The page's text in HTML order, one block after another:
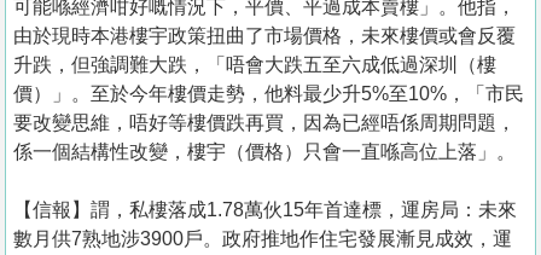
於
我
們
可能喺經濟咁好嘅情況下，平價、平過成本賣樓」。他指，
由於現時本港樓宇政策扭曲了市場價格，未來樓價或會反覆
升跌，但強調難大跌，「唔會大跌五至六成低過深圳（樓
價）」。至於今年樓價走勢，他料最少升5%至10%，「市民
要改變思維，唔好等樓價跌再買，因為已經唔係周期問題，
係一個結構性改變，樓宇（價格）只會一直喺高位上落」。
【信報】謂，私樓落成1.78萬伙15年首達標，運房局：未來
數月供7熟地涉3900戶。政府推地作住宅發展漸見成效，運